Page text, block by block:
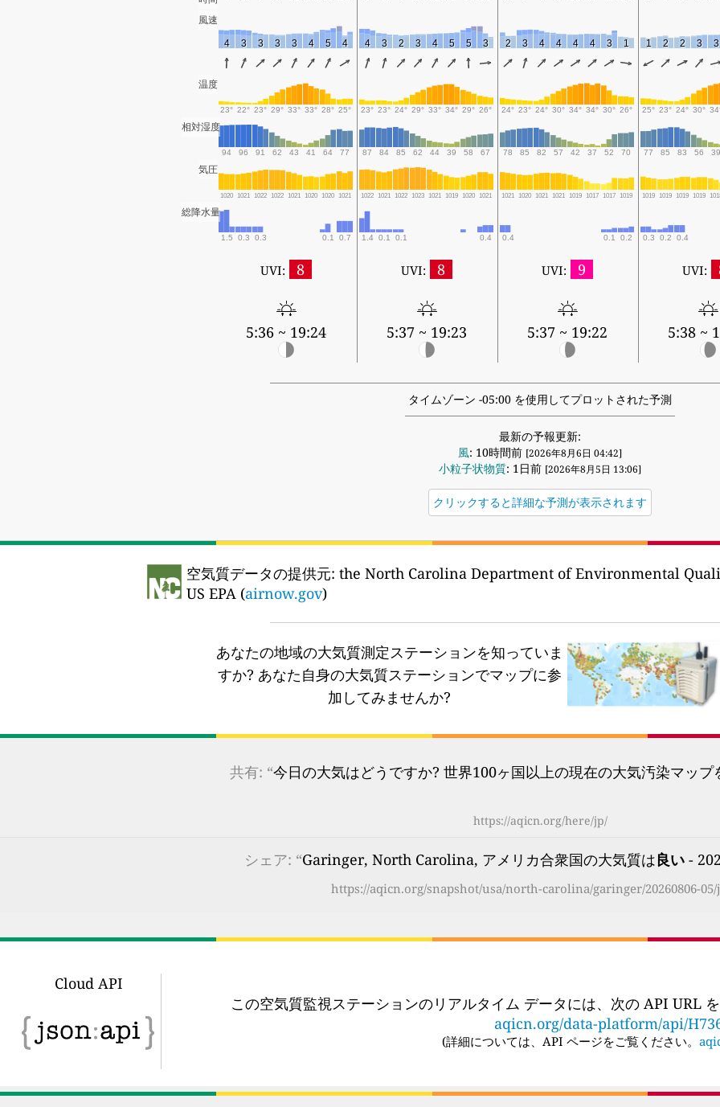
風速
4 3 3 3 3 4 5 4 4 3 2 3 4 5 5 3 2 3 4 4 4 4 3 1 1 2 2 3 3
温度
23° 22° 23° 29° 33° 33° 28° 25° 23° 23° 24° 29° 33° 34° 29° 26° 24° 23° 24° 30° 34° 34° 30° 26° 25° 23° 24° 30°
相対湿度
94 96 91 62 43 41 64 77 87 84 85 62 44 39 58 67 78 85 82 57 42 37 52 70 77 85 83 56 39
気圧
1020 1021 1022 1022 1021 1020 1020 1021 1022 1021 1022 1023 1021 1019 1020 1021 1021 1020 1021 1021 1019 1017 1017 1019 1019 1019 1019 1019
総降水量
1.5 0.3 0.3 0.1 0.7 1.4 0.1 0.1 0.4 0.4 0.1 0.2 0.3 0.2 0.4
UVI: 8
5:36 ~ 19:24
UVI: 8
5:37 ~ 19:23
UVI: 9
5:37 ~ 19:22
UVI:
5:38 ~
タイムゾーン -05:00 を使用してプロットされた予測
最新の予報更新:
風: 10時間前 [2026年8月6日 04:42]
小粒子状物質: 1日前 [2026年8月5日 13:06]
クリックすると詳細な予測が表示されます
空気質データの提供元: the North Carolina Department of Environmental
US EPA (airnow.gov)
あなたの地域の大気質測定ステーションを知っていま
すか? あなた自身の大気質ステーションでマップに参
加してみませんか?
共有: “今日の大気はどうですか? 世界100ヶ国以上の現在の大気汚染マッ
https://aqicn.org/here/jp/
シェア: “Garinger, North Carolina, アメリカ合衆国の大気質は良い -
https://aqicn.org/snapshot/usa/north-carolina/garinger/20260806-05/
Cloud API
この空気質監視ステーションのリアルタイム データには、次の API URL
aqicn.org/data-platform/api/
(詳細については、API ページをご覧ください。